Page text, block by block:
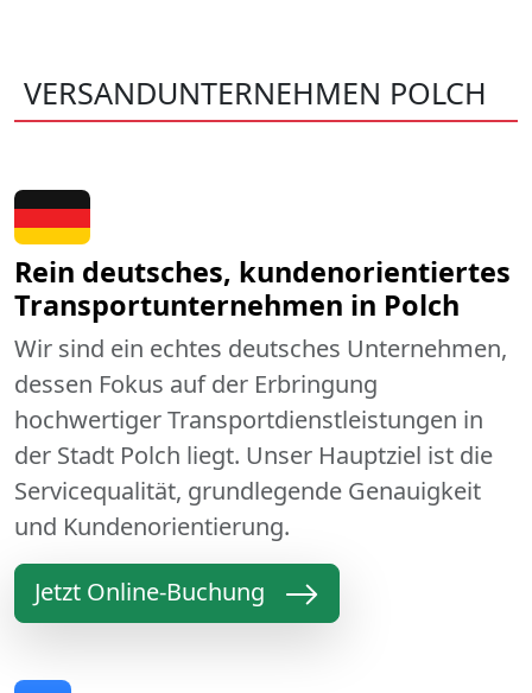
VERSANDUNTERNEHMEN POLCH
Rein deutsches, kundenorientiertes
Transportunternehmen in Polch
Wir sind ein echtes deutsches Unternehmen,
dessen Fokus auf der Erbringung
hochwertiger Transportdienstleistungen in
der Stadt Polch liegt. Unser Hauptziel ist die
Servicequalität, grundlegende Genauigkeit
und Kundenorientierung.
Jetzt Online-Buchung